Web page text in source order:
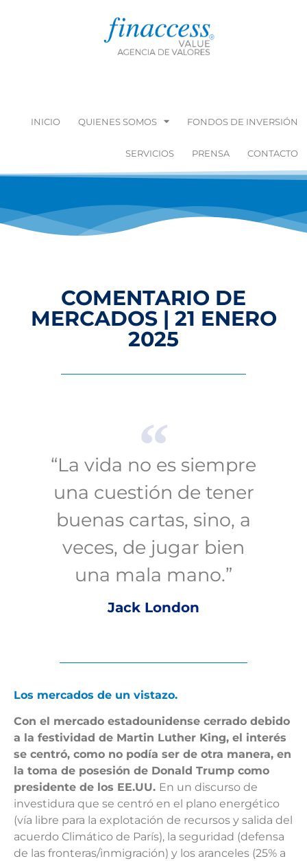
INICIO QUIENES SOMOS FONDOS DE INVERSIÓN
SERVICIOS PRENSA CONTACTO
COMENTARIO DE
MERCADOS | 21 ENERO
2025
“La vida no es siempre
una cuestión de tener
buenas cartas, sino, a
veces, de jugar bien
una mala mano.”
Jack London
Los mercados de un vistazo.
Con el mercado estadounidense cerrado debido
a la festividad de Martin Luther King, el interés
se centró, como no podía ser de otra manera, en
la toma de posesión de Donald Trump como
presidente de los EE.UU. En un discurso de
investidura que se centró en el plano energético
(vía libre para la explotación de recursos y salida del
acuerdo Climático de París), la seguridad (defensa
de las fronteras/inmigración) y los aranceles (25% a